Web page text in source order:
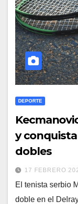
DEPORTE
y
dobles
17 FEBRERO
El tenista serbio
doble en el